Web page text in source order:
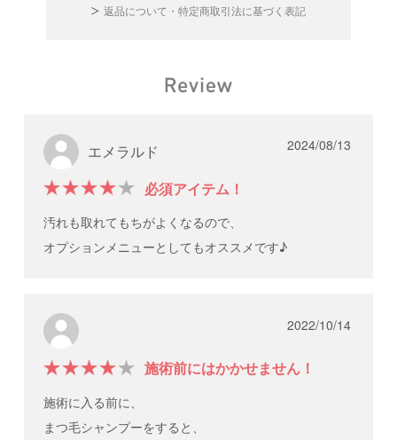
返品について・特定商取引法に基づく表記
エメラルド
必須アイテム！
2024/08/13
汚れも取れてもちがよくなるので、
オプションメニューとしてもオススメです♪
施術前にはかかせません！
2022/10/14
施術に入る前に、
まつ毛シャンプーをすると、